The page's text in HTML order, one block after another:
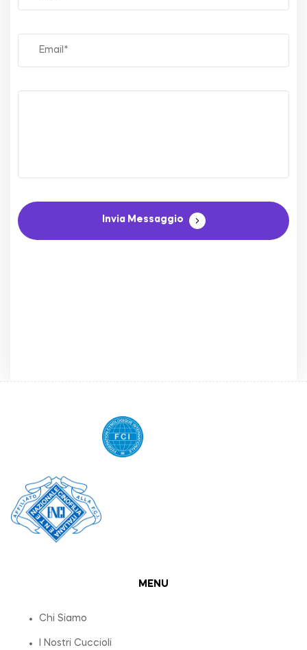
Invia Messaggio
MENU
Chi Siamo
I Nostri Cuccioli